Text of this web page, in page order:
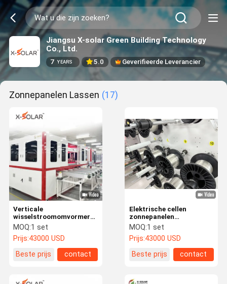
Jiangsu X-solar Green Building Technology
Co., Ltd.
7 YEARS 5.0 Geverifieerde Leverancier
Zonnepanelen Lassen (17)
Verticale
wisselstroomomvormer
lassen rechtlijnse tab
lasmachine voor
zonnecellen
MOQ:1 set
Prijs:43000 USD
Beste prijs
contact
Elektrische cellen
zonnepanelen
Lasmachine
Automatische infrarood
lasmethode
MOQ:1 set
Prijs:43000 USD
Beste prijs
contact